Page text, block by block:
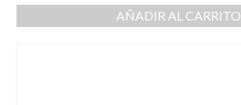
AÑADIR AL CARRITO